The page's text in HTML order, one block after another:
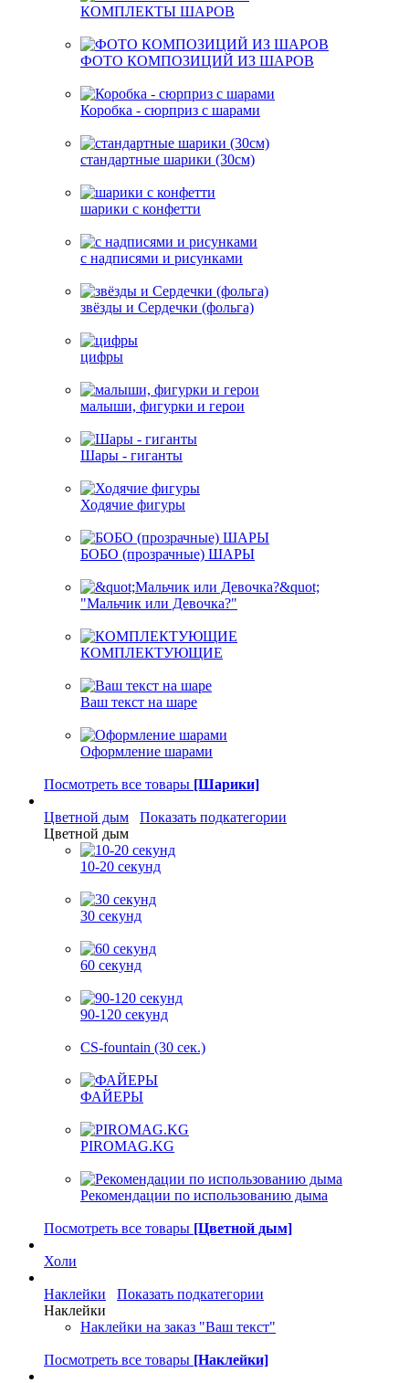
КОМПЛЕКТЫ ШАРОВ
ФОТО КОМПОЗИЦИЙ ИЗ ШАРОВ
Коробка - сюрприз с шарами
стандартные шарики (30см)
шарики с конфетти
с надписями и рисунками
звёзды и Сердечки (фольга)
цифры
малыши, фигурки и герои
Шары - гиганты
Ходячие фигуры
БОБО (прозрачные) ШАРЫ
"Мальчик или Девочка?"
КОМПЛЕКТУЮЩИЕ
Ваш текст на шаре
Оформление шарами
Посмотреть все товары [Шарики]
Цветной дым
Показать подкатегории
Цветной дым
10-20 секунд
30 секунд
60 секунд
90-120 секунд
CS-fountain (30 сек.)
ФАЙЕРЫ
PIROMAG.KG
Рекомендации по использованию дыма
Посмотреть все товары [Цветной дым]
Холи
Наклейки
Показать подкатегории
Наклейки
Наклейки на заказ "Ваш текст"
Посмотреть все товары [Наклейки]